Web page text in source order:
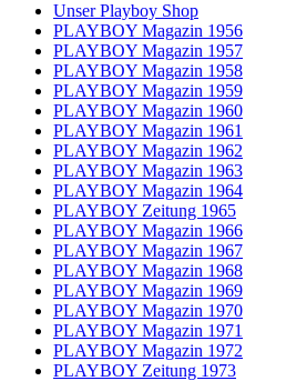
Unser Playboy Shop
PLAYBOY Magazin 1956
PLAYBOY Magazin 1957
PLAYBOY Magazin 1958
PLAYBOY Magazin 1959
PLAYBOY Magazin 1960
PLAYBOY Magazin 1961
PLAYBOY Magazin 1962
PLAYBOY Magazin 1963
PLAYBOY Magazin 1964
PLAYBOY Zeitung 1965
PLAYBOY Magazin 1966
PLAYBOY Magazin 1967
PLAYBOY Magazin 1968
PLAYBOY Magazin 1969
PLAYBOY Magazin 1970
PLAYBOY Magazin 1971
PLAYBOY Magazin 1972
PLAYBOY Zeitung 1973